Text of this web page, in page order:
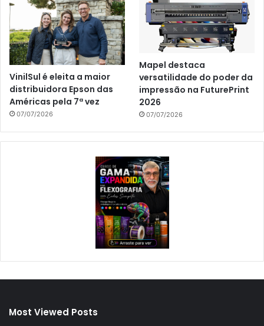
VinilSul é eleita a maior
distribuidora Epson das
Américas pela 7ª vez
07/07/2026
Mapel destaca
versatilidade do poder da
impressão na FuturePrint
2026
07/07/2026
Most Viewed Posts